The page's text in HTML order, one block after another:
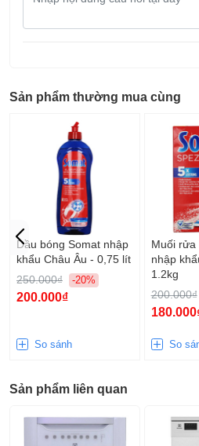
câu
Sản phẩm thường mua cùng
Dầu bóng Somat nhập
khẩu Châu Âu - 0,75 lít
250.000₫
-20%
200.000₫
So sánh
Muối rửa
nhập
1.2kg
200.000₫
So
Sản phẩm liên quan